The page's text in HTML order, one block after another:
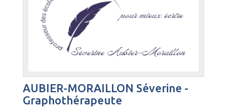
AUBIER-MORAILLON Séverine -
Graphothérapeute